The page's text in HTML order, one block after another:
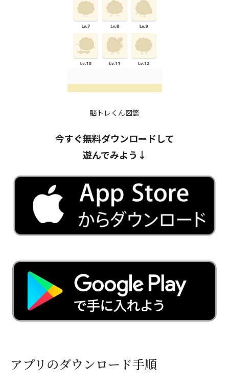
脳トレくん図鑑
今すぐ無料ダウンロードして
遊んでみよう↓
アプリのダウンロード手順